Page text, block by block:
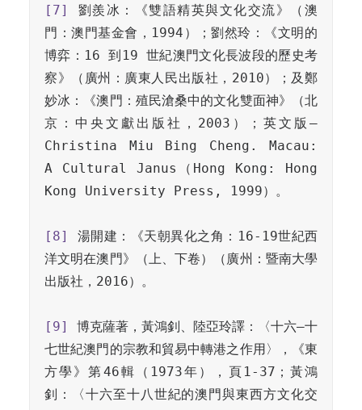
[7]
劉羨冰：《雙語精英與文化交流》（澳
門：澳門基金會，1994）；劉然玲：《文明的
博弈：16 到19 世紀澳門文化長波段的歷史考
察》（廣州：廣東人民出版社，2010）；及鄭
妙冰：《澳門：殖民滄桑中的文化雙面神》（北
京：中央文獻出版社，2003）；英文版–
Christina Miu Bing Cheng. Macau:
A Cultural Janus（Hong Kong: Hong
Kong University Press, 1999）。
[8]
湯開建：《天朝異化之角：16-19世紀西
洋文明在澳門》（上、下卷）（廣州：暨南大學
出版社，2016）。
[9]
博克薩著，黃鴻釗、陸亞玲譯：〈十六–十
七世紀澳門的宗教和貿易中轉港之作用〉，《東
方學》第46輯（1973年），頁1-37；黃鴻
釗：〈十六至十八世紀的澳門與東西方文化交